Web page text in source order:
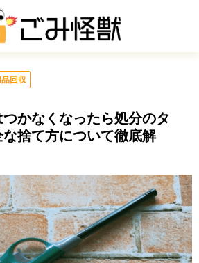
回収
かなくなったら処分のタ
捨て方について徹底解